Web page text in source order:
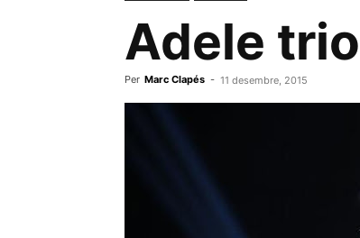
Adele
Per Marc Clapés - 11 desembre, 2015